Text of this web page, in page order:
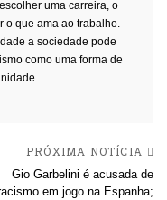
uma carreira, o
o que ama ao trabalho.
a sociedade pode
como uma forma de
PRÓXIMA NOTÍCIA
Gio Garbelini é acusada de
em jogo na Espanha;